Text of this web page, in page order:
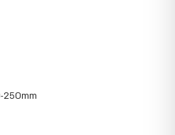
250mm